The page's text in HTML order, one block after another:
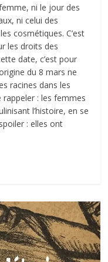
ni le jour des
ni celui des
cosmétiques. C’est
les droits des
date, c’est pour
du 8 mars ne
racines dans les
: les femmes
l’histoire, en se
: elles ont